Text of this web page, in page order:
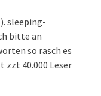
sleeping-
bitte an
so rasch es
zzt 40.000 Leser